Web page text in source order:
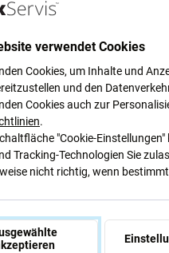
1 42mm -
verwendet Cookies
Cookies, um Inhalte und
und den
Cookies auch zur
.
"Cookie-
Tracking-Technologien Sie
nicht richtig, wenn